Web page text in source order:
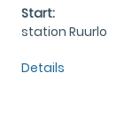
Start:
station Ruurlo
Details